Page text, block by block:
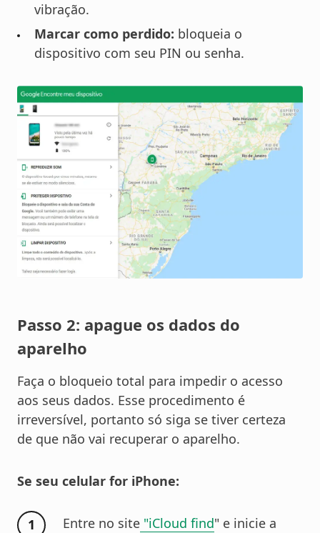
vibração.
Marcar como perdido: bloqueia o
dispositivo com seu PIN ou senha.
Passo 2: apague os dados do
aparelho
Faça o bloqueio total para impedir o acesso
aos seus dados. Esse procedimento é
irreversível, portanto só siga se tiver certeza
de que não vai recuperar o aparelho.
Se seu celular for iPhone:
Entre no site "iCloud find" e inicie a